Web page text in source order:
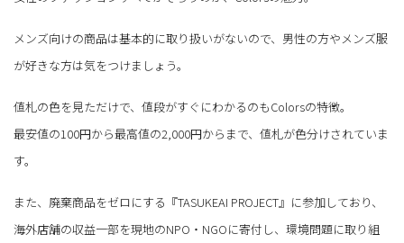
メンズ向けの商品は基本的に取り扱いがないので、男性の方やメンズ服
が好きな方は気をつけましょう。
値札の色を見ただけで、値段がすぐにわかるのもColorsの特徴。
最安値の100円から最高値の2,000円からまで、値札が色分けされていま
す。
また、廃棄商品をゼロにする『TASUKEAI PROJECT』に参加しており、
海外店舗の収益一部を現地のNPO・NGOに寄付し、環境問題に取り組